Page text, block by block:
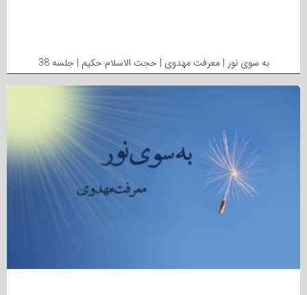
به سوی نور | معرفت مهدوی | حجت الاسلام حکیم | جلسه 38